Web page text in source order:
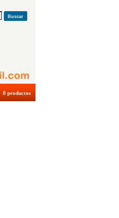
Buscar
0 productos